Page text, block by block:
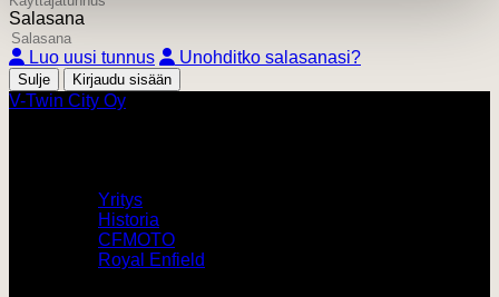
Salasana
Luo uusi tunnus Unohditko salasanasi?
Sulje
V-Twin City Oy
Yritys
Historia
CFMOTO
Royal Enfield